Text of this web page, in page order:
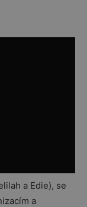
a Edie), se
a